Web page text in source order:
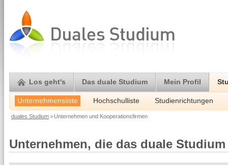
Los geht's Das duale Studium Mein Profil
Unternehmensliste Hochschulliste Studienrichtungen
duales Studium> Unternehmen und Kooperationsfirmen
Unternehmen, die das duale